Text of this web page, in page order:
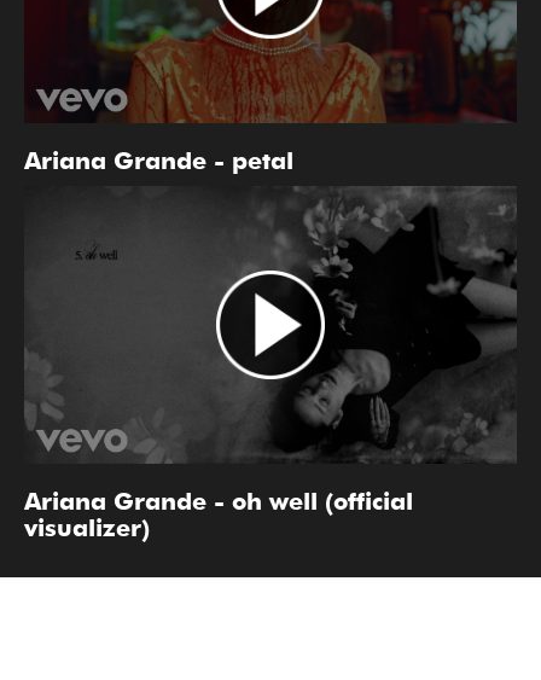
Ariana Grande - petal
Ariana Grande - oh well (official
visualizer)